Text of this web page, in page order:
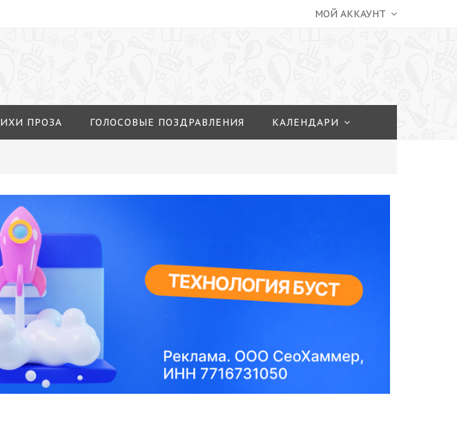
МОЙ АККАУНТ
ПРОЗА ГОЛОСОВЫЕ ПОЗДРАВЛЕНИЯ КАЛЕНДАРИ